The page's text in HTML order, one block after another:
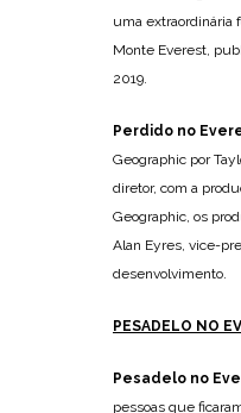
uma extraordinária
Monte Everest,
2019.
Perdido no
Geographic por
diretor, com a
Geographic, os
Alan Eyres, vice-
desenvolvimento.
PESADELO NO
Pesadelo no
pessoas que